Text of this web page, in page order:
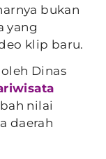
bukan
yang
klip baru.
Dinas
nilai
daerah